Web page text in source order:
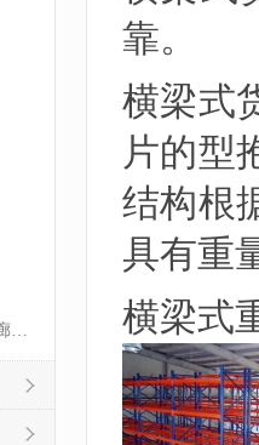
贯通货架、驶入货架、通廊货架
靠。
横梁式
片的型
结构根
具有重
横梁式